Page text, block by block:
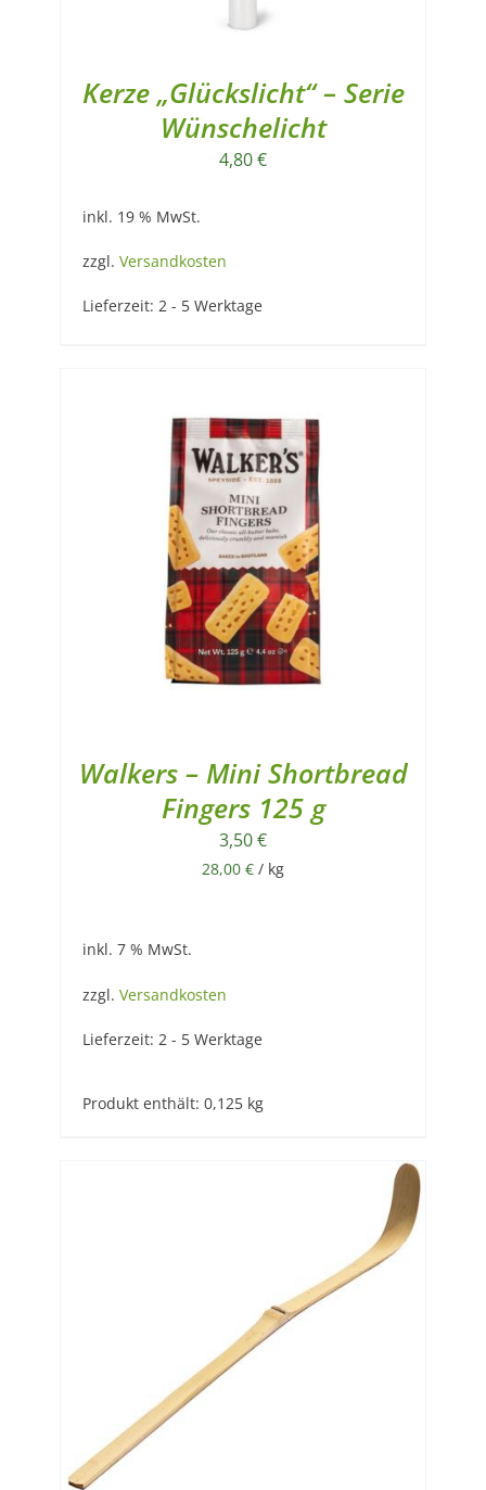
Kerze „Glückslicht“ – Serie
Wünschelicht
4,80€
inkl. 19 % MwSt.
zzgl. Versandkosten
Lieferzeit: 2 - 5 Werktage
Walkers – Mini Shortbread
Fingers 125 g
3,50€
28,00 € / kg
inkl. 7 % MwSt.
zzgl. Versandkosten
Lieferzeit: 2 - 5 Werktage
Produkt enthält: 0,125 kg